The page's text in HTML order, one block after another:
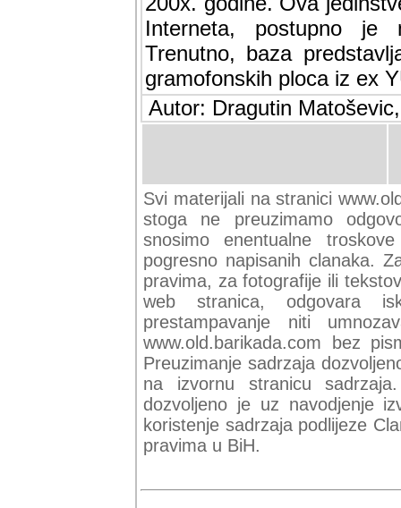
Interneta, postupno je
baza predstavlja
ploca iz ex YU.
Autor: Dragutin
Svi materijali na stranici
stoga ne preuzimamo
snosimo enentualne
pogresno napisanih clanaka.
pravima, za fotografije ili
web stranica, odgovara
prestampavanje niti
www.old.barikada.com bez
Preuzimanje sadrzaja
na izvornu stranicu
dozvoljeno je uz navodjenje
koristenje sadrzaja podlijeze
pravima u BiH.